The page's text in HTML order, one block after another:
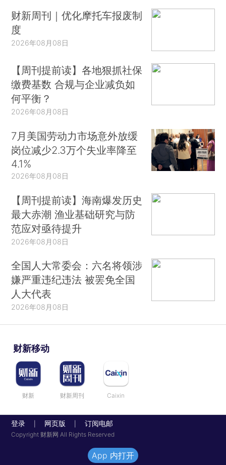
财新周刊｜优化摩托车报废制
度
2026年08月08日
【周刊提前读】各地狠抓社保
缴费基数 合规与企业减负如
何平衡？
2026年08月08日
7月美国劳动力市场意外放缓
岗位减少2.3万个失业率降至
4.1%
2026年08月08日
【周刊提前读】海南爆发历史
最大赤潮 渔业基础研究与防
范应对亟待提升
2026年08月08日
全国人大常委会：六名将领涉
嫌严重违纪违法 被罢免全国
人大代表
2026年08月08日
财新移动
财新 财新周刊 Caixin
登录 网页版 订阅电邮
Copyright 财新网 All Rights Reserved
App 内打开